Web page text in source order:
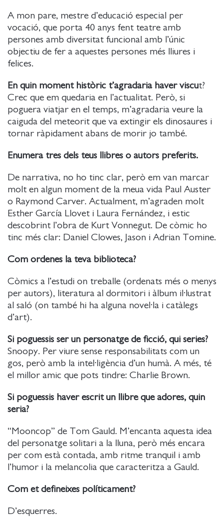
A mon pare, mestre d’educació especial per
vocació, que porta 40 anys fent teatre amb
persones amb diversitat funcional amb l’únic
objectiu de fer a aquestes persones més lliures i
felices.
En quin moment històric t’agradaria haver viscut?
Crec que em quedaria en l’actualitat. Però, si
poguera viatjar en el temps, m’agradaria veure la
caiguda del meteorit que va extingir els dinosaures i
tornar ràpidament abans de morir jo també.
Enumera tres dels teus llibres o autors preferits.
De narrativa, no ho tinc clar, però em van marcar
molt en algun moment de la meua vida Paul Auster
o Raymond Carver. Actualment, m’agraden molt
Esther García Llovet i Laura Fernández, i estic
descobrint l’obra de Kurt Vonnegut. De còmic ho
tinc més clar: Daniel Clowes, Jason i Adrian Tomine.
Com ordenes la teva biblioteca?
Còmics a l’estudi on treballe (ordenats més o menys
per autors), literatura al dormitori i àlbum il·lustrat
al saló (on també hi ha alguna novel·la i catàlegs
d’art).
Si poguessis ser un personatge de ficció, qui series?
Snoopy. Per viure sense responsabilitats com un
gos, però amb la intel·ligència d’un humà. A més, té
el millor amic que pots tindre: Charlie Brown.
Si poguessis haver escrit un llibre que adores, quin
seria?
“Mooncop” de Tom Gauld. M’encanta aquesta idea
del personatge solitari a la lluna, però més encara
per com està contada, amb ritme tranquil i amb
l’humor i la melancolia que caracteritza a Gauld.
Com et defineixes políticament?
D’esquerres.